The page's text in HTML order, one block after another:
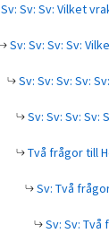
Sv: Sv: Sv: Vilket
Sv: Sv: Sv: Sv:
Sv: Sv: Sv: Sv:
Sv: Sv: Sv: Sv:
Två frågor till
Sv: Två
Sv: Sv: Två